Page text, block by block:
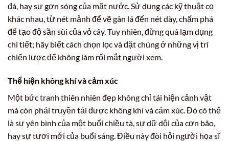
đá, hay sự gợn sóng của mặt nước. Sử dụng các kỹ thuật cọ
khác nhau, từ nét mảnh để vẽ gân lá đến nét dày, chấm phá
để tạo độ sần sùi của vỏ cây. Tuy nhiên, đừng quá lạm dụng
chi tiết; hãy biết cách chọn lọc và đặt chúng ở những vị trí
chiến lược để không làm rối mắt người xem.
Thể hiện không khí và cảm xúc
Một bức tranh thiên nhiên đẹp không chỉ tái hiện cảnh vật
mà còn phải truyền tải được không khí và cảm xúc. Đó có thể
là sự yên bình của một buổi chiều tà, sự dữ dội của cơn bão,
hay sự tươi mới của buổi sáng. Điều này đòi hỏi người họa sĩ